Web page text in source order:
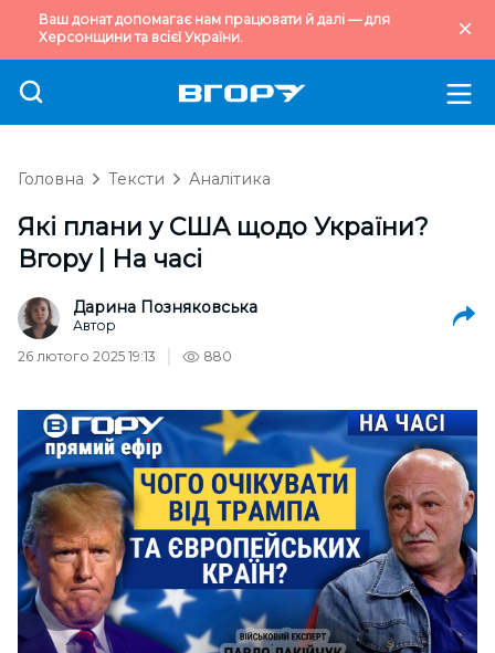
Ваш донат допомагає нам працювати й далі — для
Херсонщини та всієї України.
Головна Тексти Аналітика
Які плани у США щодо України?
Вгору | На часі
Дарина Позняковська
Автор
26 лютого 2025 19:13
880